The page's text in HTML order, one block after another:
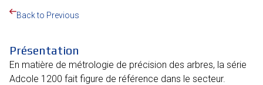
Back to Previous
Présentation
En matière de métrologie de précision des arbres, la série
Adcole 1200 fait figure de référence dans le secteur.